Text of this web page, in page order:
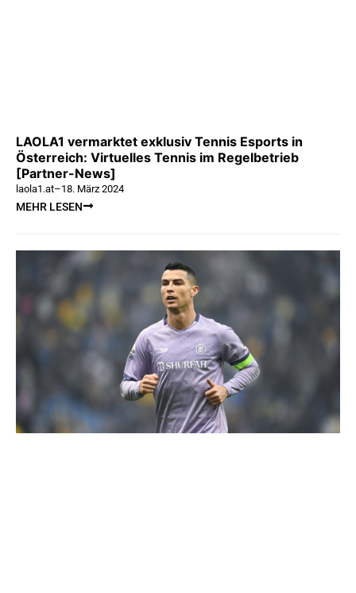
LAOLA1 vermarktet exklusiv Tennis Esports in
Österreich: Virtuelles Tennis im Regelbetrieb
[Partner-News]
laola1.at–18. März 2024
MEHR LESEN